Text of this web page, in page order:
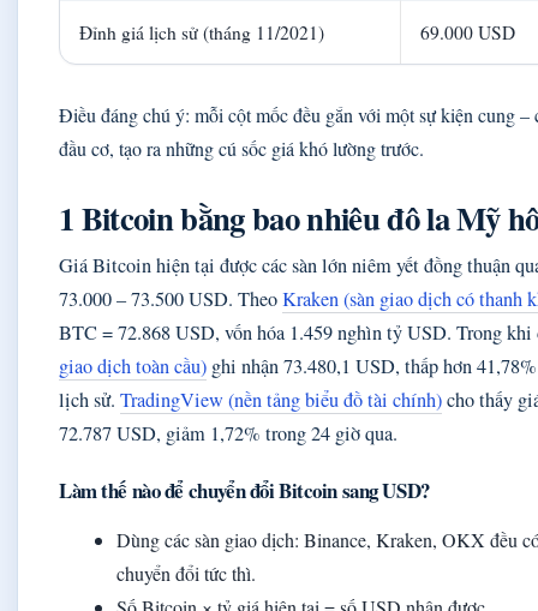
Đỉnh giá lịch sử (tháng 11/2021) 69.000 USD
Điều đáng chú ý: mỗi cột mốc đều gắn với một sự kiện cung –
đầu cơ, tạo ra những cú sốc giá khó lường trước.
1 Bitcoin bằng bao nhiêu đô la Mỹ
Giá Bitcoin hiện tại được các sàn lớn niêm yết đồng thuận
73.000 – 73.500 USD. TheoKraken (sàn giao dịch có thanh
BTC = 72.868 USD, vốn hóa 1.459 nghìn tỷ USD. Trong
giao dịch toàn cầu) ghi nhận 73.480,1 USD, thấp hơn
lịch sử. TradingView (nền tảng biểu đồ tài chính)cho thấy
72.787 USD, giảm 1,72% trong 24 giờ qua.
Làm thế nào để chuyển đổi Bitcoin sang USD?
Dùng các sàn giao dịch: Binance, Kraken, OKX đều
chuyển đổi tức thì.